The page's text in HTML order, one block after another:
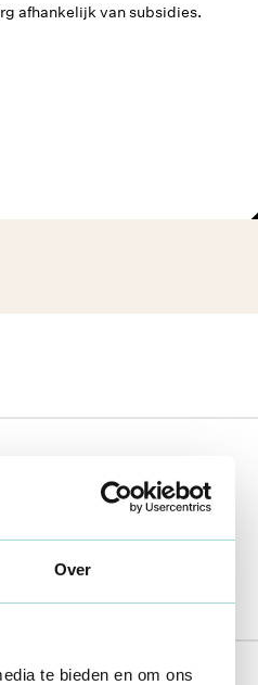
Over
te bieden en om ons
afhankelijk van subsidies.
Jaarrekening